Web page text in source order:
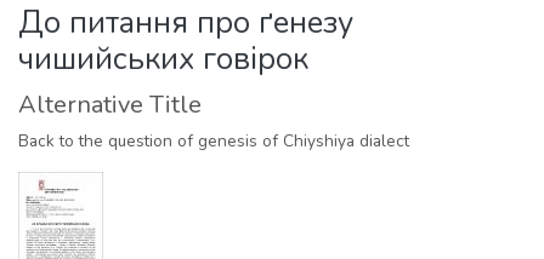
All of DSpace
Statistics
До питання про ґенезу
чишийських говірок
Alternative Title
Back to the question of genesis of Chiyshiya dialect